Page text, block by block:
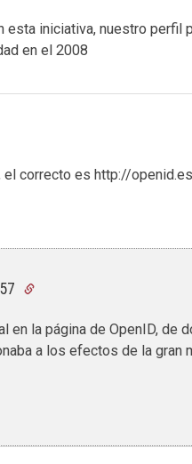
iniciativa, nuestro perfil
en el 2008
el correcto es http://openid.es
en la página de OpenID, de
a los efectos de la gran